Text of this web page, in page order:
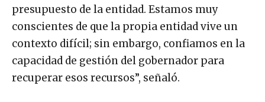
presupuesto de la entidad. Estamos muy
conscientes de que la propia entidad vive un
contexto difícil; sin embargo, confiamos en la
capacidad de gestión del gobernador para
recuperar esos recursos”, señaló.